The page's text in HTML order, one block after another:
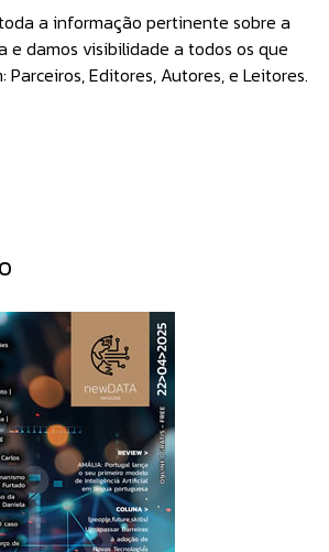
a informação pertinente sobre a
e damos visibilidade a todos os que
Parceiros, Editores, Autores, e Leitores.